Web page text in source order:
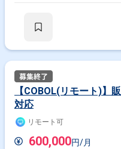
【COBOL(リモート)】
対応
リモート可
600,000円/月